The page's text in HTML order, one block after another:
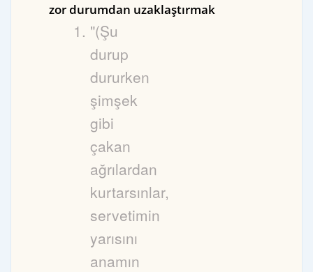
zor durumdan uzaklaştırmak
"(Şu
durup
dururken
şimşek
gibi
çakan
ağrılardan
kurtarsınlar,
servetimin
yarısını
anamın